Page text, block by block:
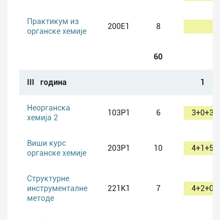
демонстрационих огледа, као и за
избор огледа за самостални
организовање њихових радних места;
способност избора садржаја и метода
постављеним циљевима;
омогући ученицима да формирају
потребна знања, способности,
способност опремања простора у
коме се реализује настава (хемијски
Практикум из
органске хемије
200E1 8
60
III година 1
Неорганска
хемија 2
103P1 6 3+0+3
Виши курс
органске хемије
203P1 10 4+1+5
Структурне
инструменталне
методе
221K1 7 4+2+0